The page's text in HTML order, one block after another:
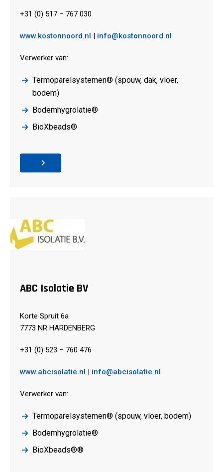
+31 (0) 517 – 767 030
www.kostonnoord.nl | info@kostonnoord.nl
Verwerker van:
Termoparelsystemen® (spouw, dak, vloer,
bodem)
Bodemhygrolatie®
BioXbeads®
ABC Isolatie BV
Korte Spruit 6a
7773 NR HARDENBERG
+31 (0) 523 – 760 476
www.abcisolatie.nl | info@abcisolatie.nl
Verwerker van:
Termoparelsystemen® (spouw, vloer, bodem)
Bodemhygrolatie®
BioXbeads®®